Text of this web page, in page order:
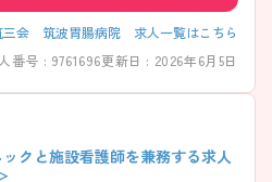
三会 筑波胃腸病院 求人一覧はこちら
番号 : 9761696更新日 : 2026年6月5日
ックと施設看護師を兼務する求人